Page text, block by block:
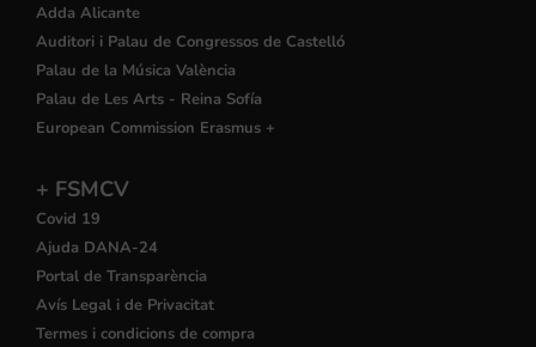
Adda Alicante
Auditori i Palau de Congressos de Castelló
Palau de la Música València
Palau de Les Arts - Reina Sofía
European Commission Erasmus +
+ FSMCV
Covid 19
Ajuda DANA-24
Portal de Transparència
Avís Legal i de Privacitat
Termes i condicions de compra